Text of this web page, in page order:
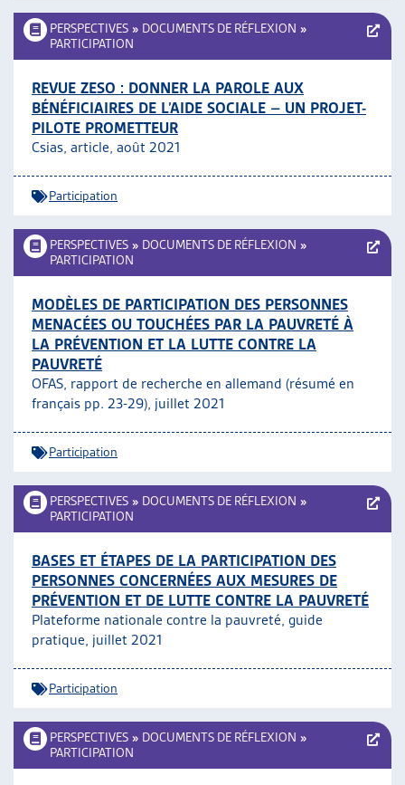
PERSPECTIVES » DOCUMENTS DE RÉFLEXION »
PARTICIPATION
REVUE ZESO : DONNER LA PAROLE AUX
BÉNÉFICIAIRES DE L’AIDE SOCIALE – UN PROJET-
PILOTE PROMETTEUR
Csias, article, août 2021
Participation
PERSPECTIVES » DOCUMENTS DE RÉFLEXION »
PARTICIPATION
MODÈLES DE PARTICIPATION DES PERSONNES
MENACÉES OU TOUCHÉES PAR LA PAUVRETÉ À
LA PRÉVENTION ET LA LUTTE CONTRE LA
PAUVRETÉ
OFAS, rapport de recherche en allemand (résumé en
français pp. 23-29), juillet 2021
Participation
PERSPECTIVES » DOCUMENTS DE RÉFLEXION »
PARTICIPATION
BASES ET ÉTAPES DE LA PARTICIPATION DES
PERSONNES CONCERNÉES AUX MESURES DE
PRÉVENTION ET DE LUTTE CONTRE LA PAUVRETÉ
Plateforme nationale contre la pauvreté, guide
pratique, juillet 2021
Participation
PERSPECTIVES » DOCUMENTS DE RÉFLEXION »
PARTICIPATION